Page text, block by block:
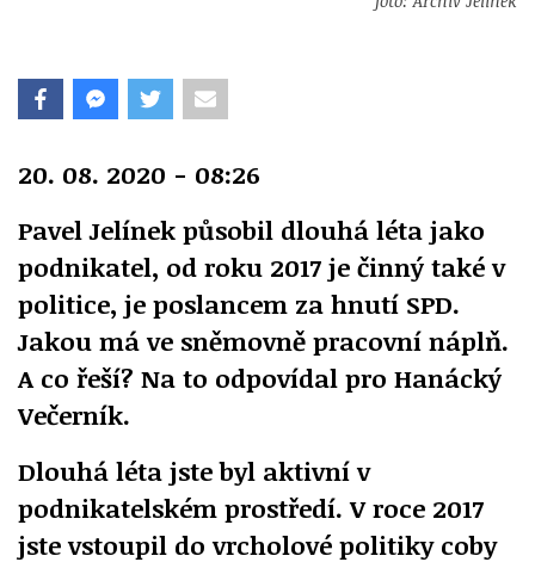
20. 08. 2020 - 08:26
Pavel Jelínek působil dlouhá léta jako
podnikatel, od roku 2017 je činný také v
politice, je poslancem za hnutí SPD.
Jakou má ve sněmovně pracovní náplň.
A co řeší? Na to odpovídal pro Hanácký
Večerník.
Dlouhá léta jste byl aktivní v
podnikatelském prostředí. V roce 2017
jste vstoupil do vrcholové politiky coby